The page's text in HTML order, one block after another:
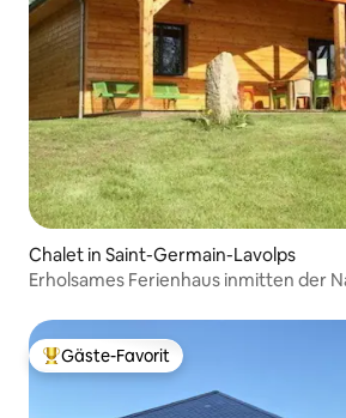
Chalet in Saint-Germain-Lavolps
Erholsames Ferienhaus inmitten der
Beliebter Gäste-Favorit.
Gäste-Favorit